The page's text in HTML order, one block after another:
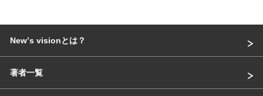
Newʼs visionとは？
著者一覧